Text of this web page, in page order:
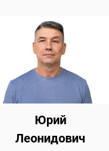
Юрий
Леонидович